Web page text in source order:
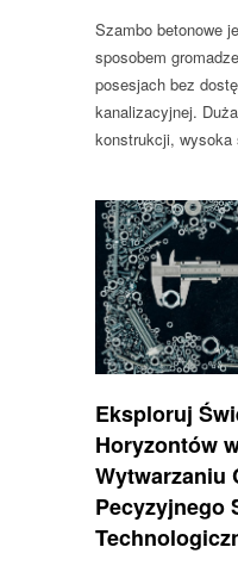
Szambo betonowe
sposobem
posesjach bez
kanalizacyjnej.
konstrukcji,
Eksploruj
Horyzontów
Wytwarzaniu
Pecyzyjnego